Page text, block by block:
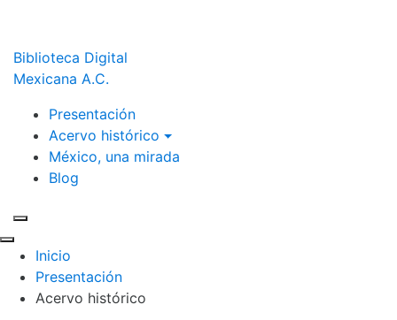
Biblioteca Digital
Mexicana A.C.
Presentación
Acervo histórico
México, una mirada
Blog
Inicio
Presentación
Acervo histórico